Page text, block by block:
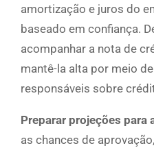
amortização e juros do
baseado em confiança.
acompanhar a nota de
mantê-la alta por meio
responsáveis sobre
Preparar projeções para
as chances de